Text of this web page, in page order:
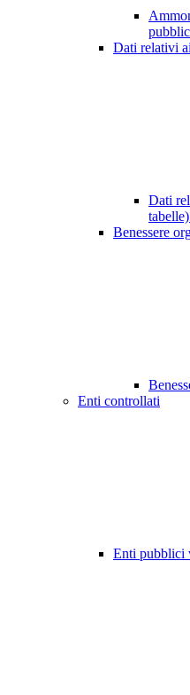
Dati relativi
Dati
tabelle)
Benessere
Enti controllati
Enti pubblici